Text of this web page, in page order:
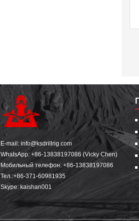
E-mail: info@ksdrillrig.com
WhatsApp: +86-13838197086 (Vicky Chen)
Мобильный телефон: +86-13838197086
Тел.:+86-371-60981935
Skype: kaishan001